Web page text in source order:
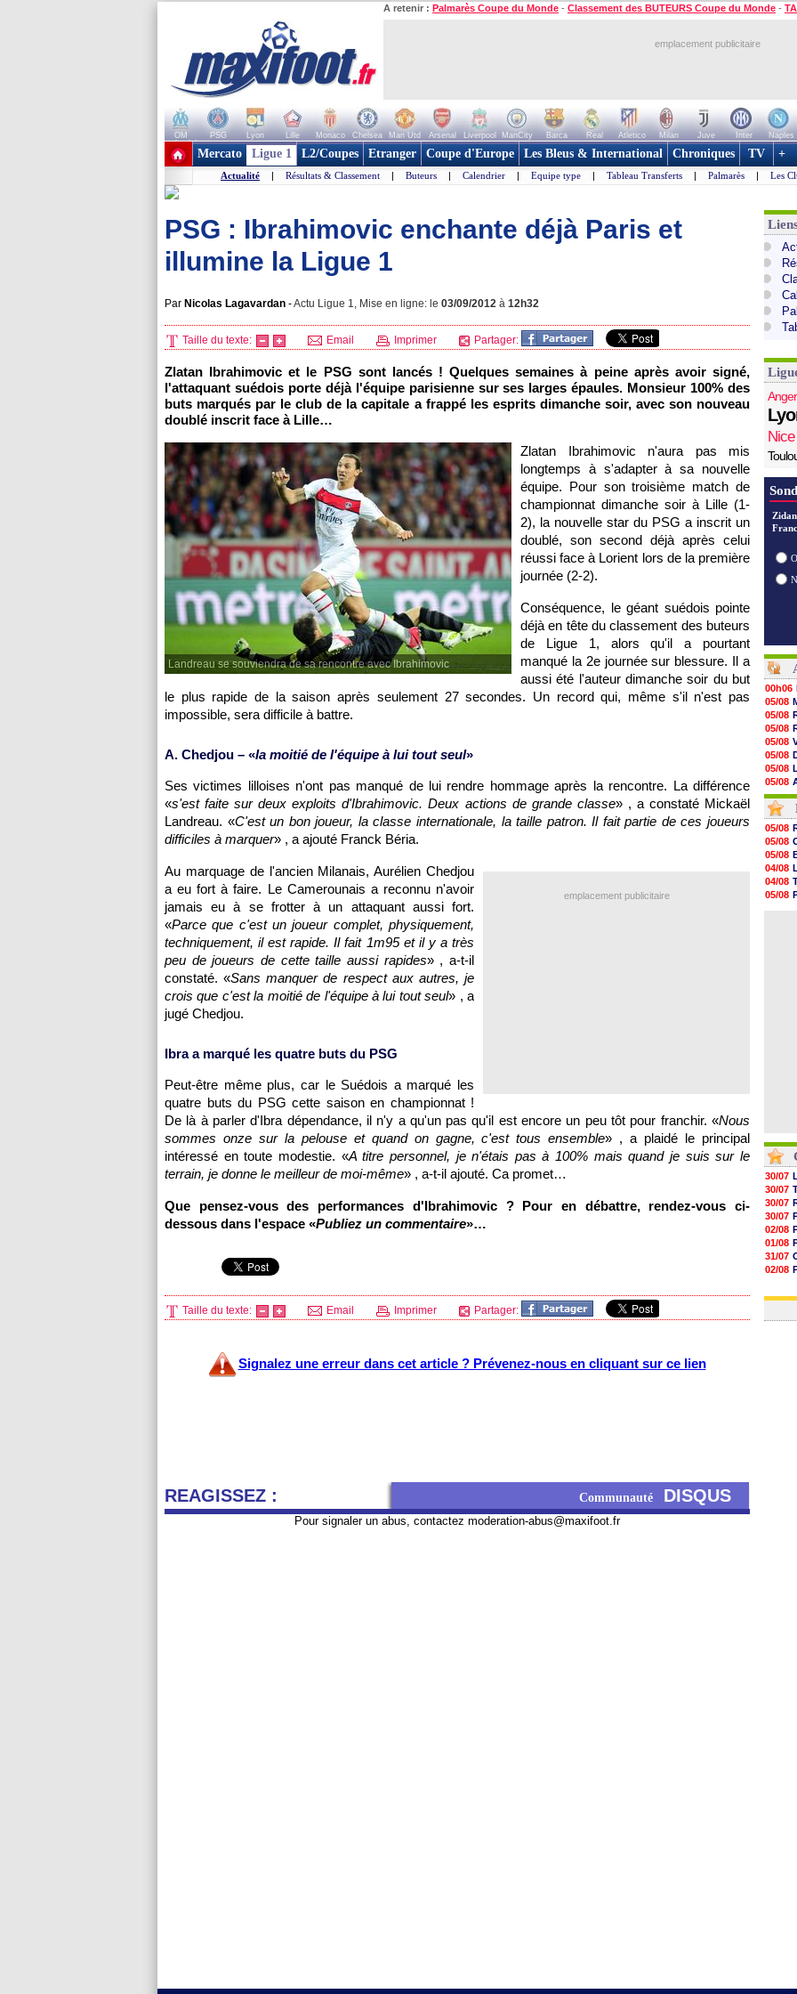
A retenir : Palmarès Coupe du Monde - Classement des BUTEURS Coupe du Monde -
emplacement publicitaire
OM PSG Lyon Lille Monaco Chelsea Man Utd Arsenal Liverpool ManCity Barca Real Atletico Milan Juve Inter Naples
+ de clubs
Mercato Ligue 1 L2/Coupes Etranger Coupe d'Europe Les Bleus & International Chroniques TV +
Actualité | Résultats & Classement | Buteurs | Calendrier | Equipe type | Tableau Transferts | Palmarès | Les
PSG : Ibrahimovic enchante déjà Paris et
illumine la Ligue 1
Par Nicolas Lagavardan -Actu Ligue 1, Mise en ligne: le 03/09/2012 à 12h32
Taille du texte: Email Imprimer Partager:
Zlatan Ibrahimovic et le PSG sont lancés ! Quelques semaines à peine après avoir signé,
l'attaquant suédois porte déjà l'équipe parisienne sur ses larges épaules. Monsieur 100% des
buts marqués par le club de la capitale a frappé les esprits dimanche soir, avec son nouveau
doublé inscrit face à Lille…
Landreau se souviendra de sa rencontre avec Ibrahimovic
Zlatan Ibrahimovic n'aura pas mis
longtemps à s'adapter à sa nouvelle
équipe. Pour son troisième match de
championnat dimanche soir à Lille (1-
2), la nouvelle star du PSG a inscrit un
doublé, son second déjà après celui
réussi face à Lorient lors de la première
journée (2-2).
Conséquence, le géant suédois pointe
déjà en tête du classement des buteurs
de Ligue 1, alors qu'il a pourtant
manqué la 2e journée sur blessure. Il a
aussi été l'auteur dimanche soir du but
le plus rapide de la saison après seulement 27 secondes. Un record qui, même s'il n'est pas
impossible, sera difficile à battre.
A. Chedjou – «la moitié de l'équipe à lui tout seul»
Ses victimes lilloises n'ont pas manqué de lui rendre hommage après la rencontre. La différence
«s'est faite sur deux exploits d'Ibrahimovic. Deux actions de grande classe» , a constaté Mickaël
Landreau. «C'est un bon joueur, la classe internationale, la taille patron. Il fait partie de ces joueurs
difficiles à marquer» , a ajouté Franck Béria.
emplacement publicitaire
Au marquage de l'ancien Milanais, Aurélien Chedjou
a eu fort à faire. Le Camerounais a reconnu n'avoir
jamais eu à se frotter à un attaquant aussi fort.
«Parce que c'est un joueur complet, physiquement,
techniquement, il est rapide. Il fait 1m95 et il y a très
peu de joueurs de cette taille aussi rapides» , a-t-il
constaté. «Sans manquer de respect aux autres, je
crois que c'est la moitié de l'équipe à lui tout seul» , a
jugé Chedjou.
Ibra a marqué les quatre buts du PSG
Peut-être même plus, car le Suédois a marqué les
quatre buts du PSG cette saison en championnat !
De là à parler d'Ibra dépendance, il n'y a qu'un pas qu'il est encore un peu tôt pour franchir. «Nous
sommes onze sur la pelouse et quand on gagne, c'est tous ensemble» , a plaidé le principal
intéressé en toute modestie. «A titre personnel, je n'étais pas à 100% mais quand je suis sur le
terrain, je donne le meilleur de moi-même» , a-t-il ajouté. Ca promet…
Que pensez-vous des performances d'Ibrahimovic ? Pour en débattre, rendez-vous ci-
dessous dans l'espace «Publiez un commentaire»…
Taille du texte: Email Imprimer Partager:
Signalez une erreur dans cet article ? Prévenez-nous en cliquant sur ce lien
REAGISSEZ : Communauté DISQUS
Pour signaler un abus, contactez moderation-abus@maxifoot.fr
Nice
00h06
05/08
05/08
05/08
05/08
05/08
05/08
05/08
05/08
05/08
05/08
05/08
05/08
05/08
05/08
05/08
05/08
05/08
05/08
05/08
04/08
04/08
05/08
30/07
30/07
30/07
30/07
02/08
01/08
31/07
02/08
01/08